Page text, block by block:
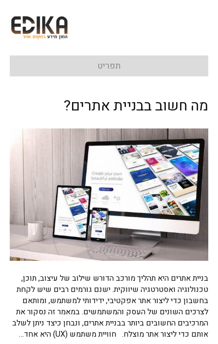
תפריט
מה חשוב בבניית אתרים?
בניית אתרים היא תהליך מורכב הדורש שילוב של עיצוב, תוכן,
טכנולוגיה ואסטרטגיה שיווקית. ישנם גורמים רבים שיש לקחת
בחשבון כדי ליצור אתר אפקטיבי, ידידותי למשתמש, ומותאם
לצרכים השונים של העסק והמשתמשים. במאמר זה נסקור את
המרכיבים החשובים ביותר בבניית אתרים, ונבחן כיצד ניתן לשלב
אותם כדי ליצור אתר מוצלח. חוויית משתמש (UX) היא אחד…